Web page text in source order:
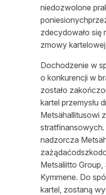
niedozwolone
zdecydowało się
zmowy
Dochodzenie w
o konkurencji w
zostało
kartel przemysłu
Metsähallitusowi
nadzorcza
Metsäliitto
Kymmene. Do
kartel, zostaną